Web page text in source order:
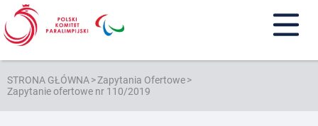
STRONA GŁÓWNA>Zapytania Ofertowe>
Zapytanie ofertowe nr 110/2019